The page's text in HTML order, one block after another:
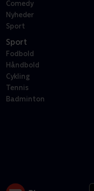
Comedy
Nyheder
Sport
Sport
Fodbold
Håndbold
Cykling
Tennis
Badminton